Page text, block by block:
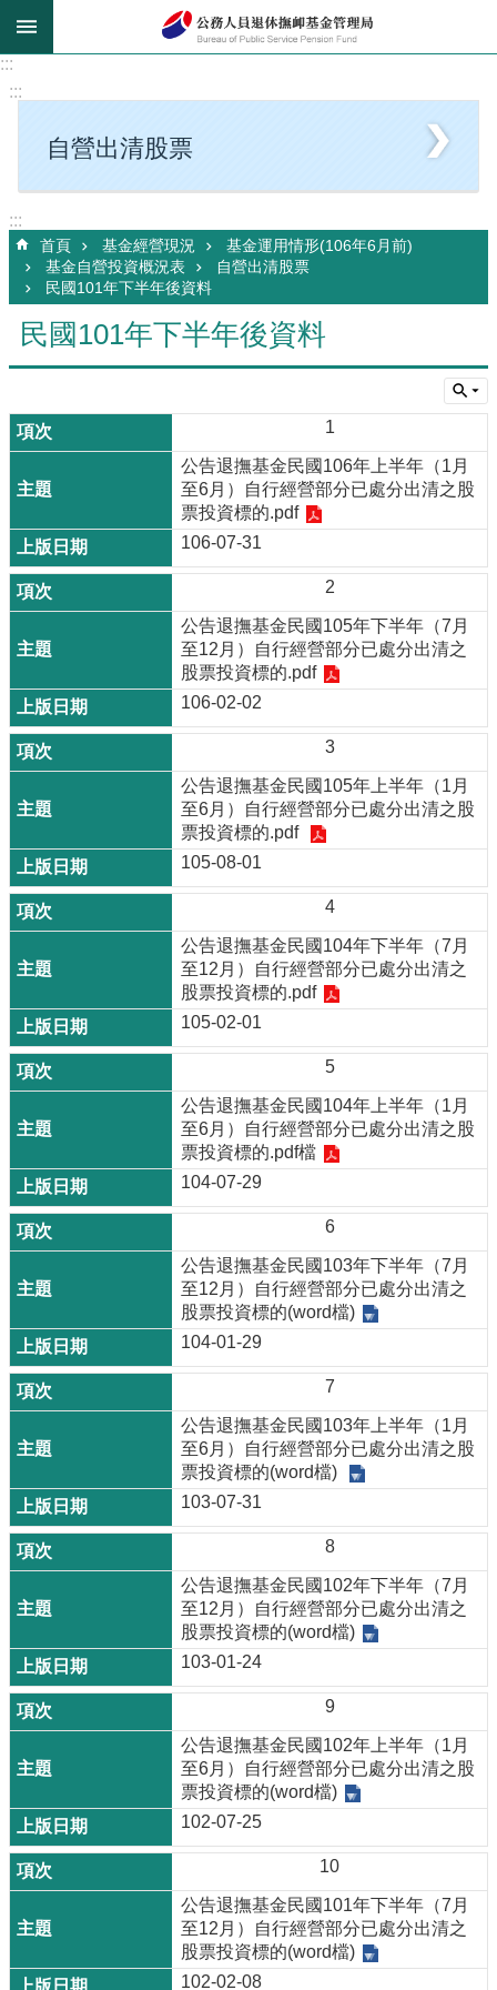
跳到主要內容區塊
:::
:::
自營出清股票
:::
首頁 基金經營現況
基金運用情形(106年6月前)
基金自營投資概況表
自營出清股票
民國101年下半年後資料
民國101年下半年後資料
1
公告退撫基金民國106年上半年（1月
至6月）自行經營部分已處分出清之股
票投資標的.pdf
106-07-31
2
公告退撫基金民國105年下半年（7月
至12月）自行經營部分已處分出清之
股票投資標的.pdf
106-02-02
3
公告退撫基金民國105年上半年（1月
至6月）自行經營部分已處分出清之股
票投資標的.pdf
105-08-01
4
公告退撫基金民國104年下半年（7月
至12月）自行經營部分已處分出清之
股票投資標的.pdf
105-02-01
5
公告退撫基金民國104年上半年（1月
至6月）自行經營部分已處分出清之股
票投資標的.pdf檔
104-07-29
6
公告退撫基金民國103年下半年（7月
至12月）自行經營部分已處分出清之
股票投資標的(word檔)
104-01-29
7
公告退撫基金民國103年上半年（1月
至6月）自行經營部分已處分出清之股
票投資標的(word檔)
103-07-31
8
公告退撫基金民國102年下半年（7月
至12月）自行經營部分已處分出清之
股票投資標的(word檔)
103-01-24
9
公告退撫基金民國102年上半年（1月
至6月）自行經營部分已處分出清之股
票投資標的(word檔)
102-07-25
10
公告退撫基金民國101年下半年（7月
至12月）自行經營部分已處分出清之
股票投資標的(word檔)
102-02-08